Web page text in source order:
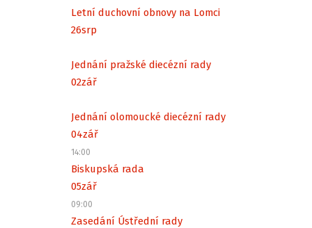
Letní duchovní obnovy na Lomci
26srp
Jednání pražské diecézní rady
02zář
Jednání olomoucké diecézní rady
04zář
14:00
Biskupská rada
05zář
09:00
Zasedání Ústřední rady